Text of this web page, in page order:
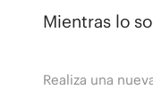
Mientras lo
Realiza una